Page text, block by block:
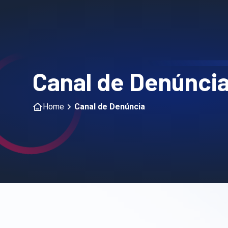
Canal de
Home Canal de Denúncia